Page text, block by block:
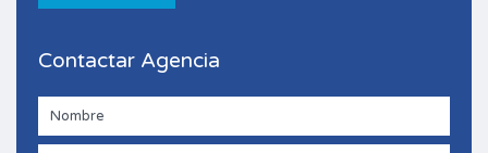
Contactar Agencia